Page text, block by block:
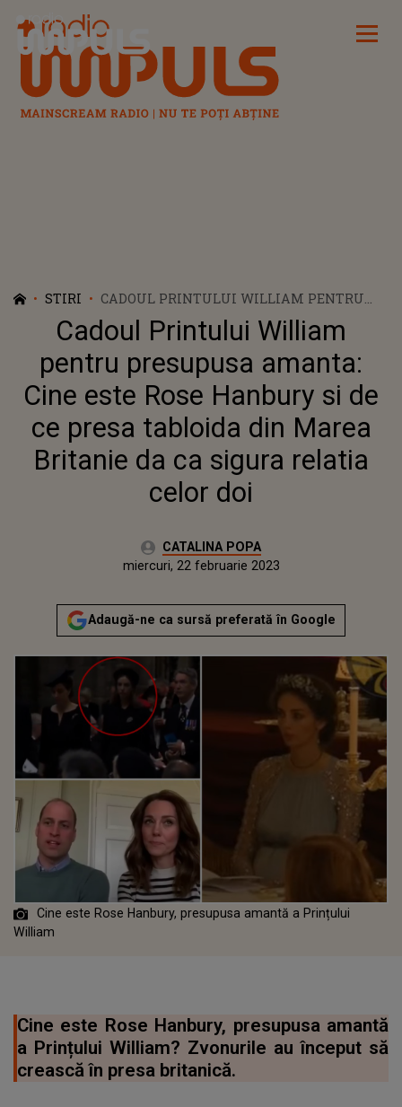
Radio Impuls
STIRI
CADOUL PRINTULUI WILLIAM PENTRU
PRESUPUSA AMANTA: CINE ESTE ROSE
HANBURY SI DE CE PRESA TABLOIDA DIN
MAREA BRITANIE DA CA SIGURA RELATIA
CELOR DOI
Cadoul Printului William
pentru presupusa amanta:
Cine este Rose Hanbury si de
ce presa tabloida din Marea
Britanie da ca sigura relatia
celor doi
Autor:CATALINA POPA
miercuri, 22 februarie 2023
Actualizat:
miercuri, 22 februarie 2023
Adaugă-ne ca sursă preferată în Google
Cine este Rose Hanbury, presupusa amantă a Prințului
William
Cine este Rose Hanbury, presupusa amantă
a Prințului William? Zvonurile au început să
crească în presa britanică.